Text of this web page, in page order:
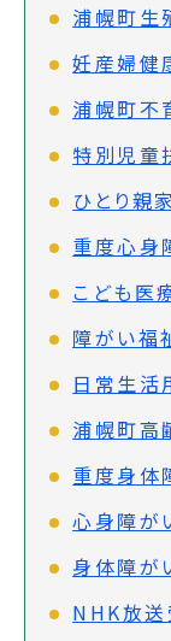
浦幌町生
妊産婦健
浦幌町不
特別児童
ひとり親
重度心身
こども医
障がい福
日常生活
浦幌町高
重度身体
心身障がい
身体障がい者
NHK放送